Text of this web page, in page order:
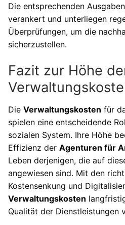
Die entsprechenden
verankert und unterliegen
Überprüfungen, um die
sicherzustellen.
Fazit zur Höhe
Die Verwaltungskosten für
spielen eine entscheidende
sozialen System. Ihre Höhe
Effizienz der Agenturen für
Leben derjenigen, die auf
angewiesen sind. Mit den
Kostensenkung und
Verwaltungskosten
Qualität der Dienstleistungen